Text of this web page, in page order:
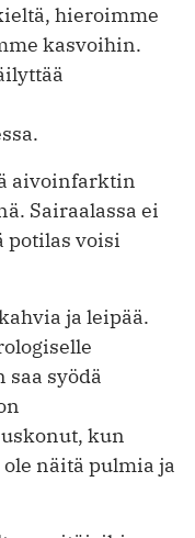
hieroimme
kasvoihin.
aivoinfarktin
Sairaalassa ei
potilas voisi
ja leipää.
saa syödä
kun
näitä pulmia ja